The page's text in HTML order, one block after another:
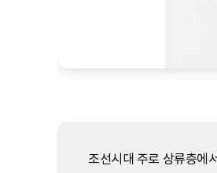
조선시대 주로 상류층에